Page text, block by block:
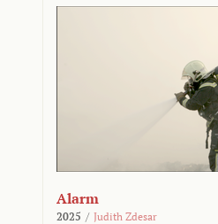
Alarm
2025 / Judith Zdesar